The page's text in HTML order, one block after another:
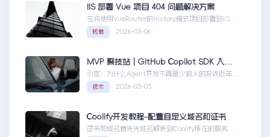
IIS 部署 Vue 项目 404 问题解决方案
在将使用VueRouter的History模式项目部署到IIS
时，可能会遇到刷新页面或...IIS部署Vue项目404问
题解决方案
转载 2026-03-06
MVP 聚技站｜GitHub Copilot SDK 入门：五分钟构建你的第一个 AI Agent
引言：为什么Agent开发不再是少数人的游戏近年
来，随着人工智能技术的快速发展，AIAgen...MVP
聚技站｜GitHubCopilotSDK入门：五分钟构建你的
技术 2026-03-05
Coolify开发教程-配置自定义域名和证书
证书和域名首先先域名解析到Coolify所在的服务